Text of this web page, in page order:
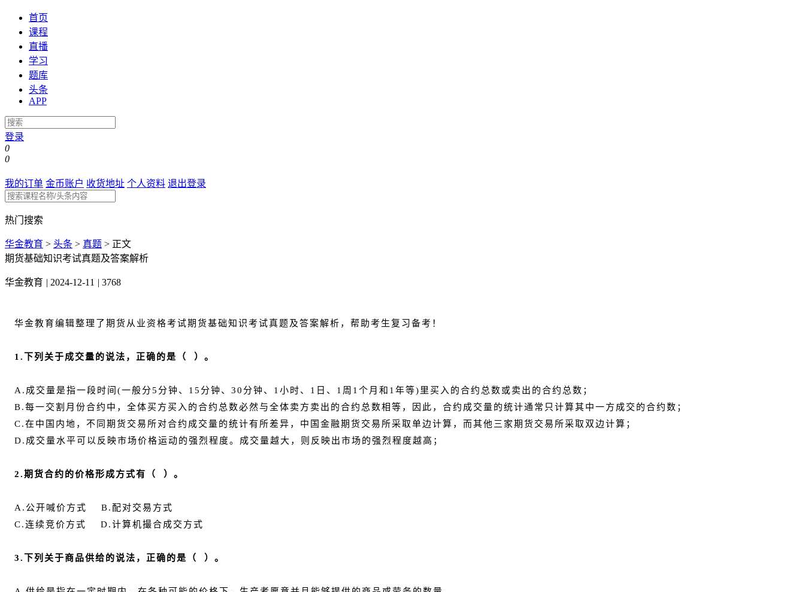
首页
课程
直播
学习
题库
头条
APP
登录
0
0
我的订单 金币账户 收货地址 个人资料 退出登录
热门搜索
华金教育 > 头条 > 真题 > 正文
期货基础知识考试真题及答案解析
华金教育 | 2024-12-11 | 3768
华金教育编辑整理了期货从业资格考试期货基础知识考试真题及答案解析，帮助考生复习备考！
1.下列关于成交量的说法，正确的是（ ）。
A.成交量是指一段时间(一般分5分钟、15分钟、30分钟、1小时、1日、1周1个月和1年等)里买入的合约总数或卖出的合约总数；
B.每一交割月份合约中，全体买方买入的合约总数必然与全体卖方卖出的合约总数相等，因此，合约成交量的统计通常只计算其中一方成交的合约数；
C.在中国内地，不同期货交易所对合约成交量的统计有所差异，中国金融期货交易所采取单边计算，而其他三家期货交易所采取双边计算；
D.成交量水平可以反映市场价格运动的强烈程度。成交量越大，则反映出市场的强烈程度越高；
2.期货合约的价格形成方式有（ ）。
A.公开喊价方式 B.配对交易方式
C.连续竞价方式 D.计算机撮合成交方式
3.下列关于商品供给的说法，正确的是（ ）。